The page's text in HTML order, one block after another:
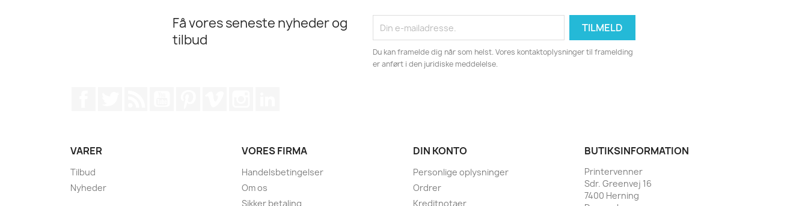
Få vores seneste nyheder og
tilbud
Du kan framelde dig når som helst. Vores kontaktoplysninger til framelding
er anført i den juridiske meddelelse.
VARER
Tilbud
Nyheder
VORES FIRMA
Handelsbetingelser
Om os
Sikker betaling
DIN KONTO
Personlige oplysninger
Ordrer
Kreditnotaer
BUTIKSINFORMATION
Printervenner
Sdr. Greenvej 16
7400 Herning